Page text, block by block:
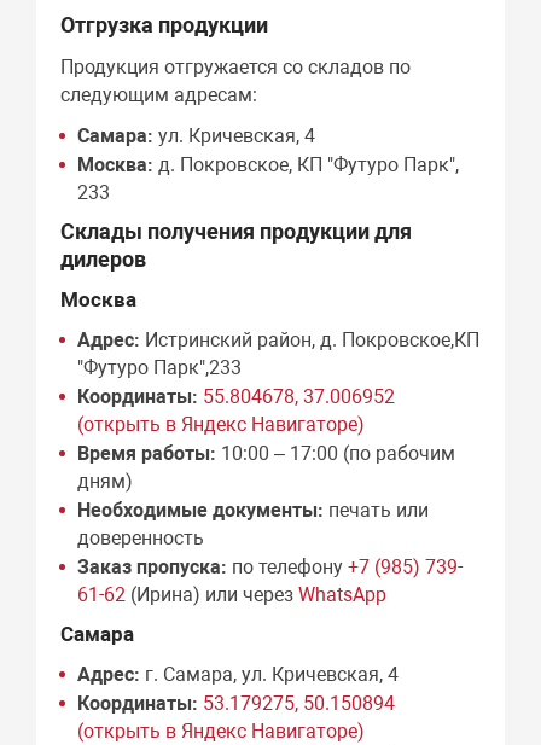
Отгрузка продукции
Продукция отгружается со складов по
следующим адресам:
Самара: ул. Кричевская, 4
Москва: д. Покровское, КП "Футуро Парк",
233
Склады получения продукции для
дилеров
Москва
Адрес: Истринский район, д. Покровское,КП
"Футуро Парк",233
Координаты: 55.804678, 37.006952
(открыть в Яндекс Навигаторе)
Время работы: 10:00 – 17:00 (по рабочим
дням)
Необходимые документы: печать или
доверенность
Заказ пропуска: по телефону+7 (985) 739-
61-62 (Ирина) или черезWhatsApp
Самара
Адрес: г. Самара, ул. Кричевская, 4
Координаты: 53.179275, 50.150894
(открыть в Яндекс Навигаторе)